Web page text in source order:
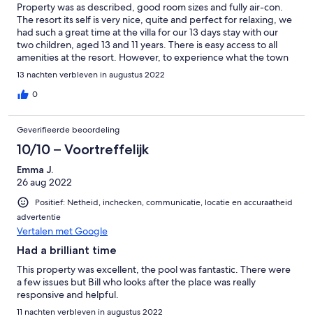
Property was as described, good room sizes and fully air-con.
The resort its self is very nice, quite and perfect for relaxing, we
had such a great time at the villa for our 13 days stay with our
two children, aged 13 and 11 years. There is easy access to all
amenities at the resort. However, to experience what the town
has to offer such as the beach, bigger shops, a variety of
restaurants & night life, you need a car. Owner's communication
was good and any issues encountered was resolved quickly.
13 nachten verbleven in augustus 2022
0
Geverifieerde beoordeling
10/10 – Voortreffelijk
Emma J.
26 aug 2022
Positief: Netheid, inchecken, communicatie, locatie en accuraatheid
advertentie
Vertalen met Google
Had a brilliant time
This property was excellent, the pool was fantastic. There were
a few issues but Bill who looks after the place was really
responsive and helpful.
11 nachten verbleven in augustus 2022